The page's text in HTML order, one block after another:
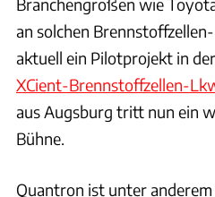
an solchen
aktuell ein Pilotprojekt in
XCient-Brennstoffzellen-
aus Augsburg tritt nun ein
Bühne.
Quantron ist unter